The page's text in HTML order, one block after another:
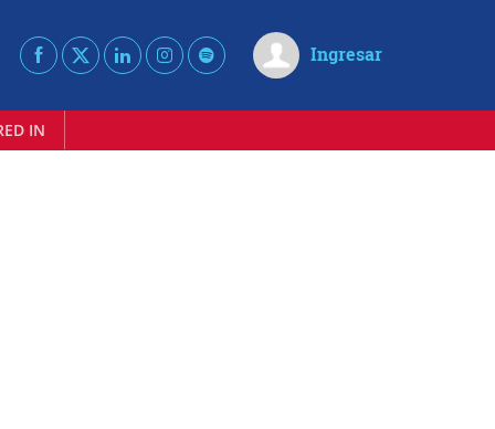
Ingresar
IN